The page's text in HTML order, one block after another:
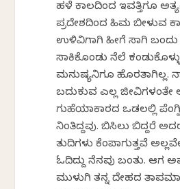
ಹಳೆ ಕಾಲದಿಂದ ಇವತ್ತಿಗೂ
ಪ್ರದೇಶದಿಂದ ಹಿಮ ಬೀಳುವ
ಉಳಿವಿಗಾಗಿ ಹೀಗೆ ಸಾಗಿ ಬಂದು
ಸಾಕಿಕೊಂಡು ನೆಲೆ
ಮನುಷ್ಯನಿಗೂ ಹೊರತಾಗಿಲ್ಲ.
ಬದುಕುವ ಎಲ್ಲ ಜೀವಿಗಳಂತೇ
ಗುಹೆಯಾಕಾರದ ಒಡಲಲ್ಲಿ
ನಿಂತಿದ್ದವು. ಬಿಸಿಲು ಬಿದ್ದರೆ
ತುದಿಗಳು ಕೆಂಪಾಗುತ್ತವೆ
ಓದಿದ್ದು ನೆನಪು ಬಂತು. ಆಗ
ಮುಳುಗಿ ತನ್ನ ದೇಹದ